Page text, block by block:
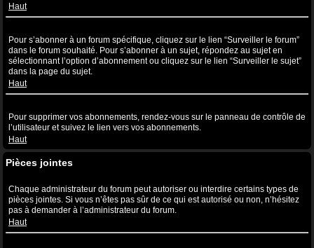
Haut
Pour s’abonner à un forum spécifique, cliquez sur le lien “Surveiller le forum”
dans le forum souhaité. Pour s’abonner à un sujet, répondez au sujet en
sélectionnant l’option d’abonnement ou cliquez sur le lien “Surveiller le sujet”
dans la page du sujet.
Haut
Pour supprimer vos abonnements, rendez-vous sur le panneau de contrôle de
l’utilisateur et suivez le lien vers vos abonnements.
Haut
Pièces jointes
Chaque administrateur du forum peut autoriser ou interdire certains types de
pièces jointes. Si vous n’êtes pas sûr de ce qui est autorisé ou non, n’hésitez
pas à demander à l’administrateur du forum.
Haut